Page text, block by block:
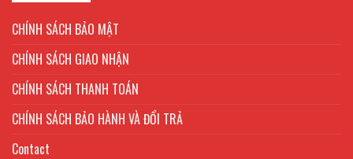
CHÍNH SÁCH BẢO MẬT
CHÍNH SÁCH GIAO NHẬN
CHÍNH SÁCH THANH TOÁN
CHÍNH SÁCH BẢO HÀNH VÀ ĐỔI TRẢ
Contact